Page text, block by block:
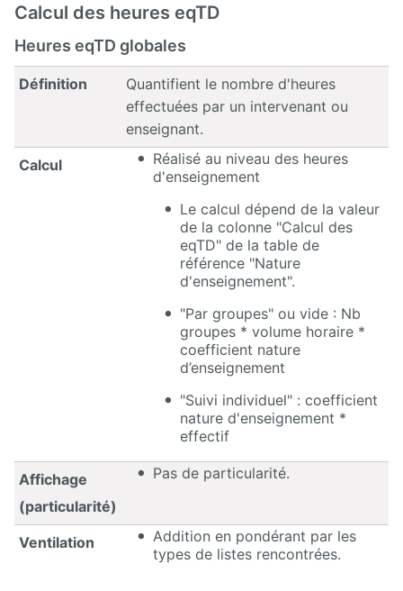
Calcul des heures eqTD
Heures eqTD globales
Définition
Quantifient le nombre d'heures
effectuées par un intervenant ou
enseignant.
Calcul
Réalisé au niveau des heures
d'enseignement
Le calcul dépend de la valeur
de la colonne "Calcul des
eqTD" de la table de
référence "Nature
d'enseignement".
"Par groupes" ou vide : Nb
groupes * volume horaire *
coefficient nature
d’enseignement
"Suivi individuel" : coefficient
nature d'enseignement *
effectif
Affichage
(particularité)
Pas de particularité.
Ventilation
Addition en pondérant par les
types de listes rencontrées.